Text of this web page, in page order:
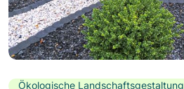
Ökologische Landschaftsgestaltung